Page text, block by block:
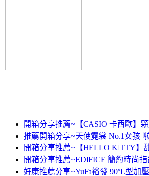
開箱分享推薦~【CASIO 卡西歐】
推薦開箱分享~天使霓裳 No.1女孩
開箱分享推薦~【HELLO KITTY】
開箱分享推薦~EDIFICE 簡約時尚
好康推薦分享~YuFa裕發 90°L型加